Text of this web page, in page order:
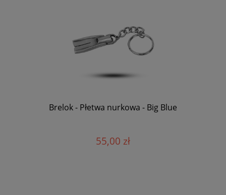
Brelok - Płetwa nurkowa - Big Blue
55,00 zł